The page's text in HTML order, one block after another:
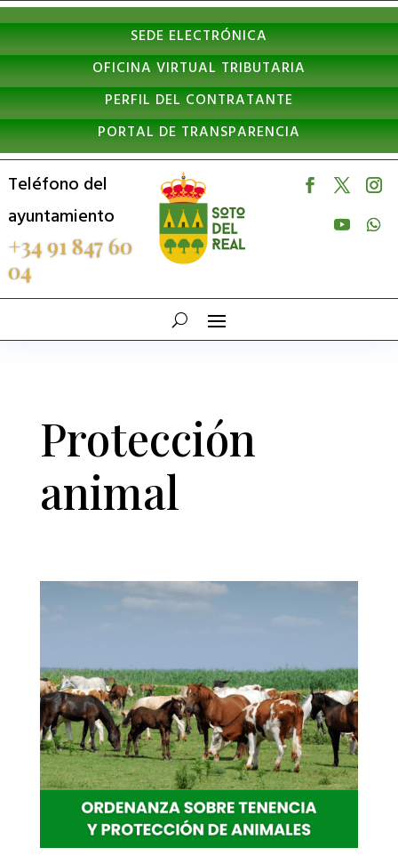
Nota:
este
sitio
web
incluye
un
sistema
de
accesibilidad.
SEDE ELECTRÓNICA
OFICINA VIRTUAL TRIBUTARIA
PERFIL DEL CONTRATANTE
PORTAL DE TRANSPARENCIA
Teléfono del
ayuntamiento
+34 91 847 60
04
Protección
animal